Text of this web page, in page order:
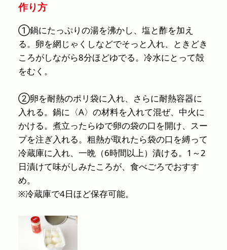
作り方
①鍋にたっぷりの湯を沸かし、塩と酢を加え
る。卵を網じゃくしなどでそっと入れ、ときどき
ころがしながら8分ほどゆでる。冷水にとって殻
をむく。
②卵を耐熱のポリ袋に入れ、さらに耐熱容器に
入れる。鍋に〈A〉の材料を入れて混ぜ、中火に
かける。煮立ったらゆで卵の袋の口を開け、スー
プを注ぎ入れる。粗熱が取れたら袋の口を縛って
冷蔵庫に入れ、一晩（6時間以上）漬ける。1～2
日漬けて味がしみたころが、食べごろでおすす
め。
※冷蔵庫で4日ほど保存可能。